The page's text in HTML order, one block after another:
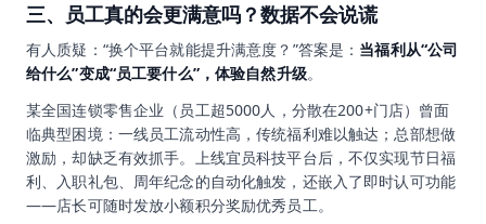
三、员工真的会更满意吗？数据不会说谎
有人质疑：“换个平台就能提升满意度？”答案是： 当福利从“公司
给什么”变成“员工要什么”，体验自然升级。
某全国连锁零售企业（员工超5000人，分散在200+门店）曾面
临典型困境：一线员工流动性高，传统福利难以触达；总部想做
激励，却缺乏有效抓手。上线宜员科技平台后，不仅实现节日福
利、入职礼包、周年纪念的自动化触发，还嵌入了即时认可功能
——店长可随时发放小额积分奖励优秀员工。